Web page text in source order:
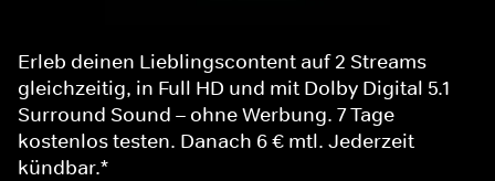
Erleb deinen Lieblingscontent auf 2 Streams
gleichzeitig, in Full HD und mit Dolby Digital 5.1
Surround Sound – ohne Werbung. 7 Tage
kostenlos testen. Danach 6 € mtl. Jederzeit
kündbar.*